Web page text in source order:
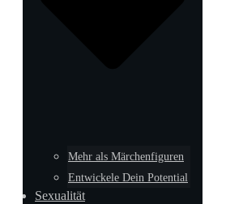
Mehr als Märchenfiguren
Entwickele Dein Potential
Sexualität